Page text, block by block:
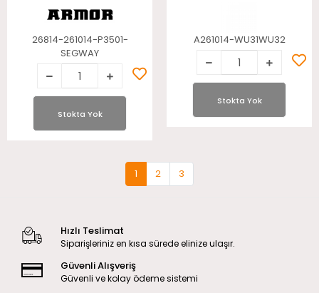
Takım Atv Lastiği
26814-261014-P3501-
SEGWAY
Stokta Yok
A261014-WU31WU32
Stokta Yok
1 2 3
Hızlı Teslimat
Siparişleriniz en kısa sürede elinize ulaşır.
Güvenli Alışveriş
Güvenli ve kolay ödeme sistemi